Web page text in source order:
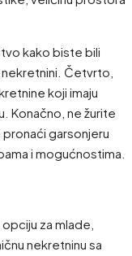
kako biste bili
Četvrto,
koji imaju
Konačno, ne žurite
garsonjeru
i mogućnostima.
za mlade,
nekretninu sa